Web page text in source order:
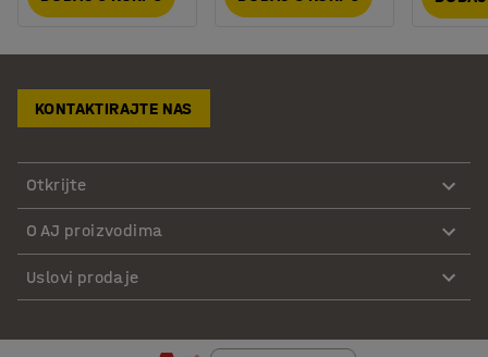
KONTAKTIRAJTE NAS
Otkrijte
O AJ proizvodima
Uslovi prodaje